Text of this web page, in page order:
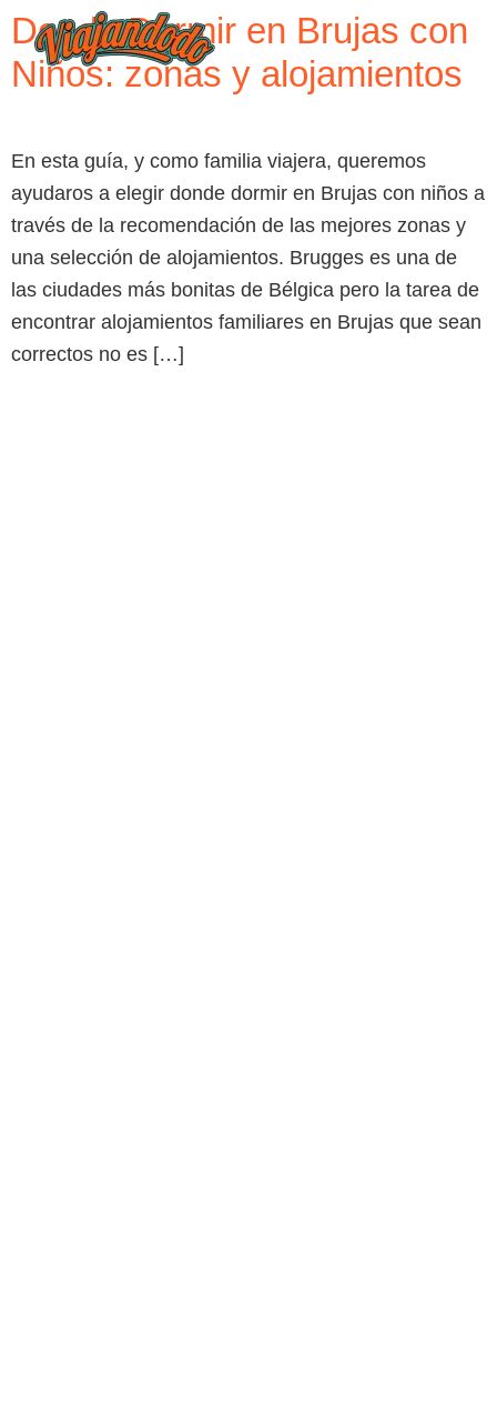
Donde Dormir en Brujas con
Niños: zonas y alojamientos
En esta guía, y como familia viajera, queremos
ayudaros a elegir donde dormir en Brujas con niños a
través de la recomendación de las mejores zonas y
una selección de alojamientos. Brugges es una de
las ciudades más bonitas de Bélgica pero la tarea de
encontrar alojamientos familiares en Brujas que sean
correctos no es […]